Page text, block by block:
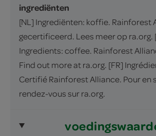
ingrediënten
[NL] Ingrediënten: koffie. Rainforest
gecertificeerd. Lees meer op ra.org.
Ingredients: coffee. Rainforest
Find out more at ra.org. [FR]
Certifié Rainforest Alliance. Pour en
rendez-vous sur ra.org.